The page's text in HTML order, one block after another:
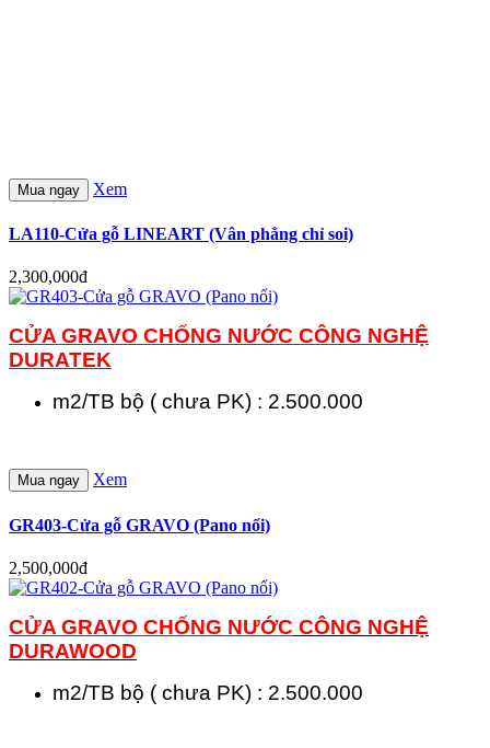
Mua ngay Xem
LA110-Cửa gỗ LINEART (Vân phẳng chỉ soi)
2,300,000đ
CỬA GRAVO CHỐNG NƯỚC CÔNG NGHỆ
DURATEK
m2/TB bộ ( chưa PK) : 2.500.000
Mua ngay Xem
GR403-Cửa gỗ GRAVO (Pano nổi)
2,500,000đ
CỬA GRAVO CHỐNG NƯỚC CÔNG NGHỆ
DURAWOOD
m2/TB bộ ( chưa PK) : 2.500.000